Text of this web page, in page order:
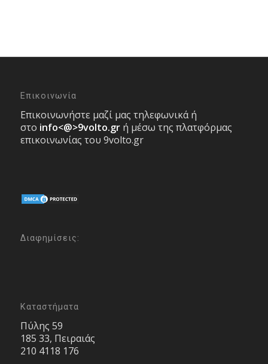
Επικοινωνία
Επικοινωνήστε μαζί μας τηλεφωνικά ή
στο info<@>9volto.gr ή μέσω της πλατφόρμας
επικοινωνίας του 9volto.gr
Διαφημίσεις:
Καταστήματα
Πύλης 59
185 33, Πειραιάς
210 4118 176